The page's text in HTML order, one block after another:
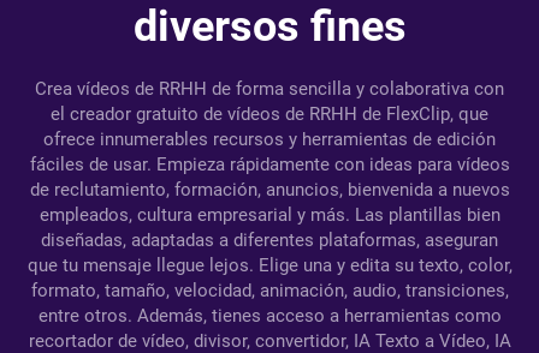
diversos fines
Crea vídeos de RRHH de forma sencilla y colaborativa con
el creador gratuito de vídeos de RRHH de FlexClip, que
ofrece innumerables recursos y herramientas de edición
fáciles de usar. Empieza rápidamente con ideas para vídeos
de reclutamiento, formación, anuncios, bienvenida a nuevos
empleados, cultura empresarial y más. Las plantillas bien
diseñadas, adaptadas a diferentes plataformas, aseguran
que tu mensaje llegue lejos. Elige una y edita su texto, color,
formato, tamaño, velocidad, animación, audio, transiciones,
entre otros. Además, tienes acceso a herramientas como
recortador de vídeo, divisor, convertidor, IA Texto a Vídeo, IA